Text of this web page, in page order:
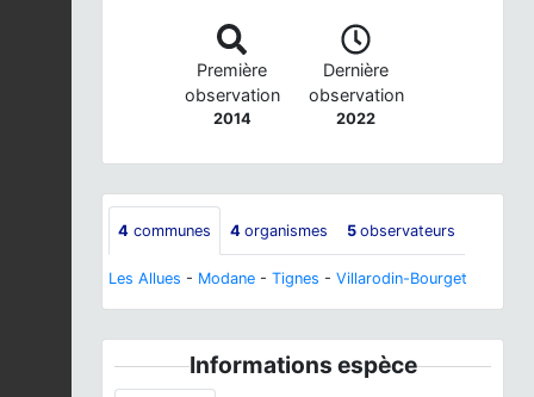
Première
observation
2014
Dernière
observation
2022
4 communes 4 organismes 5 observateurs
Les Allues - Modane - Tignes - Villarodin-Bourget
Informations espèce